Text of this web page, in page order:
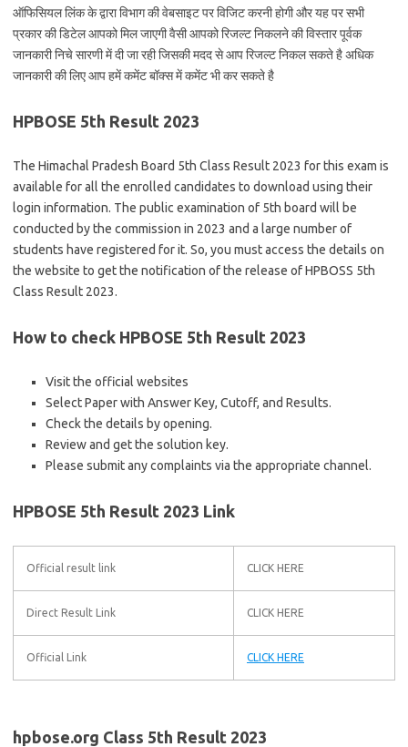
ऑफिसियल लिंक के द्वारा विभाग की वेबसाइट पर विजिट करनी होगी और यह पर सभी
प्रकार की डिटेल आपको मिल जाएगी वैसी आपको रिजल्ट निकलने की विस्तार पूर्वक
जानकारी निचे सारणी में दी जा रही जिसकी मदद से आप रिजल्ट निकल सकते है अधिक
जानकारी की लिए आप हमें कमेंट बॉक्स में कमेंट भी कर सकते है
HPBOSE 5th Result 2023
The Himachal Pradesh Board 5th Class Result 2023 for this exam is
available for all the enrolled candidates to download using their
login information. The public examination of 5th board will be
conducted by the commission in 2023 and a large number of
students have registered for it. So, you must access the details on
the website to get the notification of the release of HPBOSS 5th
Class Result 2023.
How to check HPBOSE 5th Result 2023
Visit the official websites
Select Paper with Answer Key, Cutoff, and Results.
Check the details by opening.
Review and get the solution key.
Please submit any complaints via the appropriate channel.
HPBOSE 5th Result 2023 Link
Official result link CLICK HERE
Direct Result Link CLICK HERE
Official Link CLICK HERE
hpbose.org Class 5th Result 2023